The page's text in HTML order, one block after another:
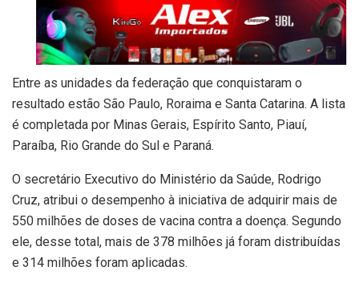
Entre as unidades da federação que conquistaram o
resultado estão São Paulo, Roraima e Santa Catarina. A lista
é completada por Minas Gerais, Espírito Santo, Piauí,
Paraíba, Rio Grande do Sul e Paraná.
O secretário Executivo do Ministério da Saúde, Rodrigo
Cruz, atribui o desempenho à iniciativa de adquirir mais de
550 milhões de doses de vacina contra a doença. Segundo
ele, desse total, mais de 378 milhões já foram distribuídas
e 314 milhões foram aplicadas.